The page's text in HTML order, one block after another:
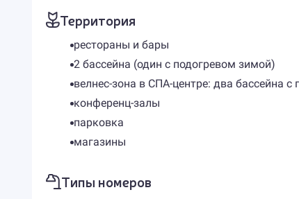
Территория
рестораны и бары
2 бассейна (один с подогревом зимой)
велнес-зона в СПА-центре: два бассейна
конференц-залы
парковка
магазины
Типы номеров